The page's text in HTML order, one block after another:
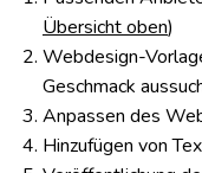
Übersicht oben)
Webdesign-
Geschmack
Anpassen des
Hinzufügen von